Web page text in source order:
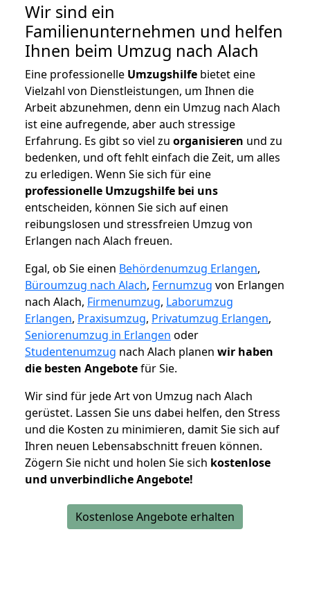
Wir sind ein
Familienunternehmen und helfen
Ihnen beim Umzug nach Alach
Eine professionelle Umzugshilfe bietet eine
Vielzahl von Dienstleistungen, um Ihnen die
Arbeit abzunehmen, denn ein Umzug nach Alach
ist eine aufregende, aber auch stressige
Erfahrung. Es gibt so viel zu organisieren und zu
bedenken, und oft fehlt einfach die Zeit, um alles
zu erledigen. Wenn Sie sich für eine
professionelle Umzugshilfe bei uns
entscheiden, können Sie sich auf einen
reibungslosen und stressfreien Umzug von
Erlangen nach Alach freuen.
Egal, ob Sie einen Behördenumzug Erlangen,
Büroumzug nach Alach, Fernumzug von Erlangen
nach Alach, Firmenumzug, Laborumzug
Erlangen, Praxisumzug, Privatumzug Erlangen,
Seniorenumzug in Erlangen oder
Studentenumzug nach Alach planen wir haben
die besten Angebotefür Sie.
Wir sind für jede Art von Umzug nach Alach
gerüstet. Lassen Sie uns dabei helfen, den Stress
und die Kosten zu minimieren, damit Sie sich auf
Ihren neuen Lebensabschnitt freuen können.
Zögern Sie nicht und holen Sie sich kostenlose
und unverbindliche Angebote!
Kostenlose Angebote erhalten